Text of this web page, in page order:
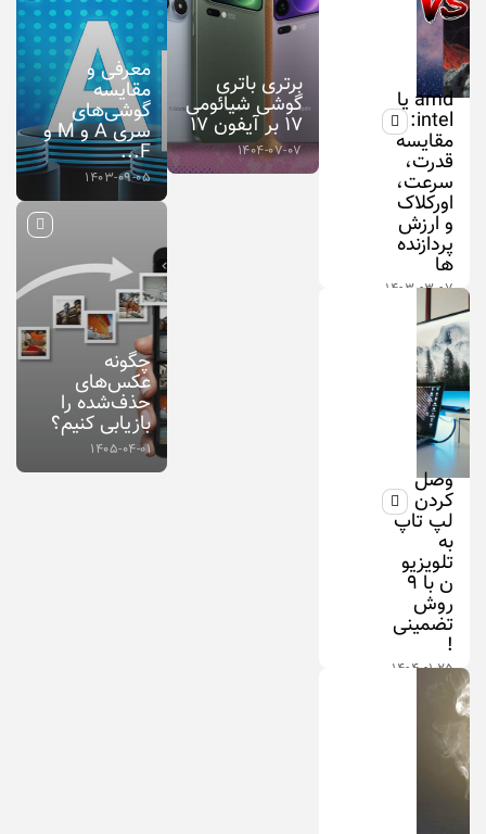
amd یا
intel:
مقایسه
قدرت،
سرعت،
اورکلاک
و ارزش
پردازنده‌
ها
۱۴۰۳-۰۳-۰۷
وصل
كردن
لپ تاپ
به
تلويزيو
ن با ۹
روش
تضمینی
!
۱۴۰۴-۰۱-۲۵
برتری باتری
گوشی شیائومی
۱۷ بر آیفون ۱۷
۱۴۰۴-۰۷-۰۷
معرفی و
مقایسه
گوشی‌های
سری A و M و
F...
۱۴۰۳-۰۹-۰۵
چگونه
عکس‌های
حذف‌شده را
بازیابی کنیم؟
۱۴۰۵-۰۴-۰۱